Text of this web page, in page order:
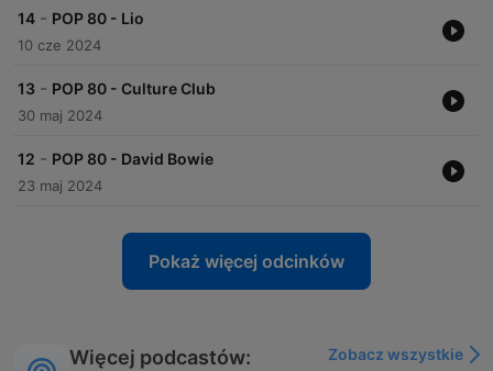
14 - POP 80 - Lio
10 cze 2024
13 - POP 80 - Culture Club
30 maj 2024
12 - POP 80 - David Bowie
23 maj 2024
Pokaż więcej odcinków
Więcej podcastów:
Zobacz wszystkie